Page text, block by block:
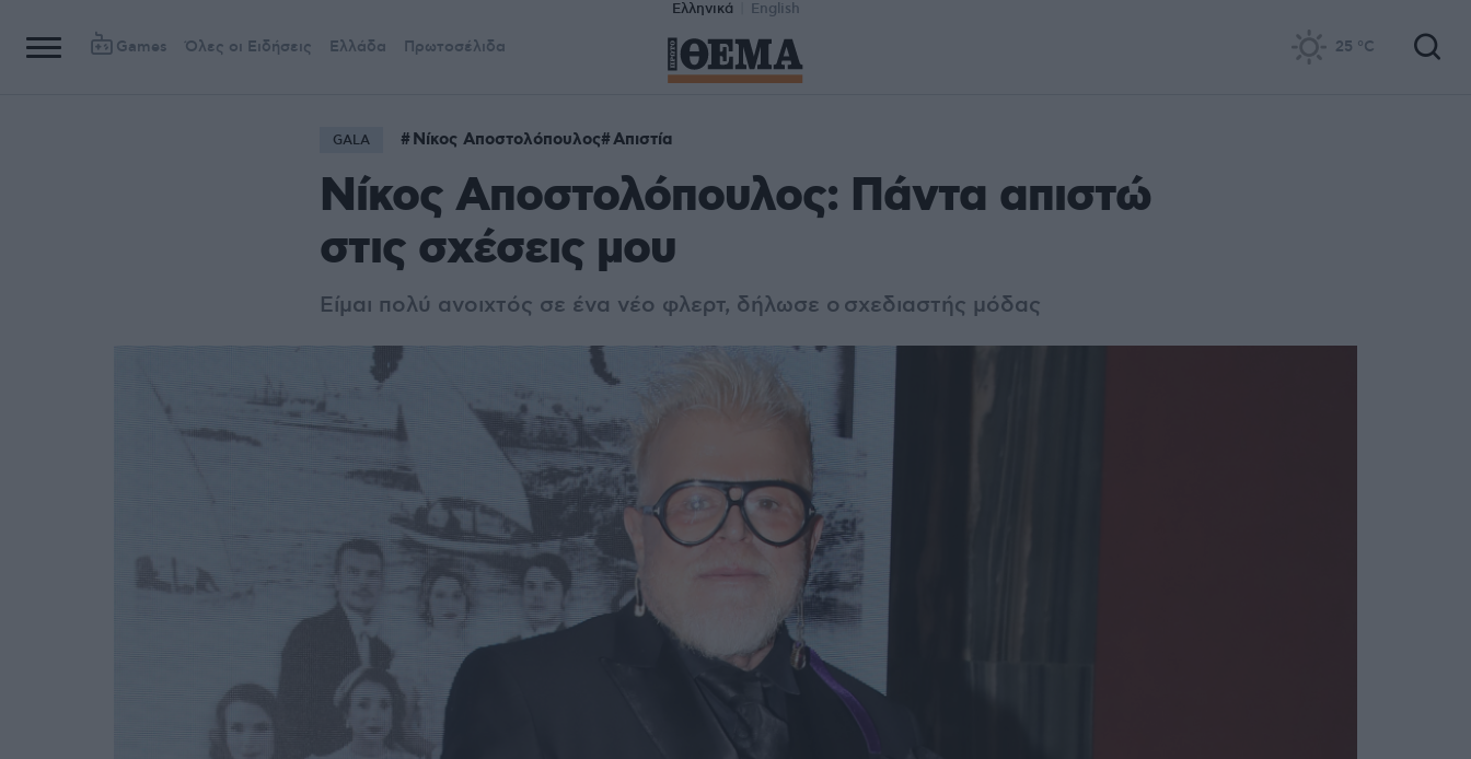
Ελληνικά English
Games Όλες οι Ειδήσεις Ελλάδα Πρωτοσέλιδα 25 °C
GALA Νίκος Αποστολόπουλος Απιστία
Νίκος Αποστολόπουλος: Πάντα απιστώ
στις σχέσεις μου
Είμαι πολύ ανοιχτός σε ένα νέο φλερτ, δήλωσε ο σχεδιαστής μόδας